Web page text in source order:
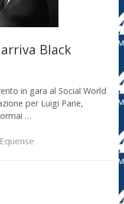
Black
in gara al Social World
per Luigi Pane,
…